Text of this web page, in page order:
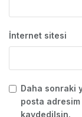
İnternet sitesi
Daha sonraki
posta adresim
kaydedilsin.